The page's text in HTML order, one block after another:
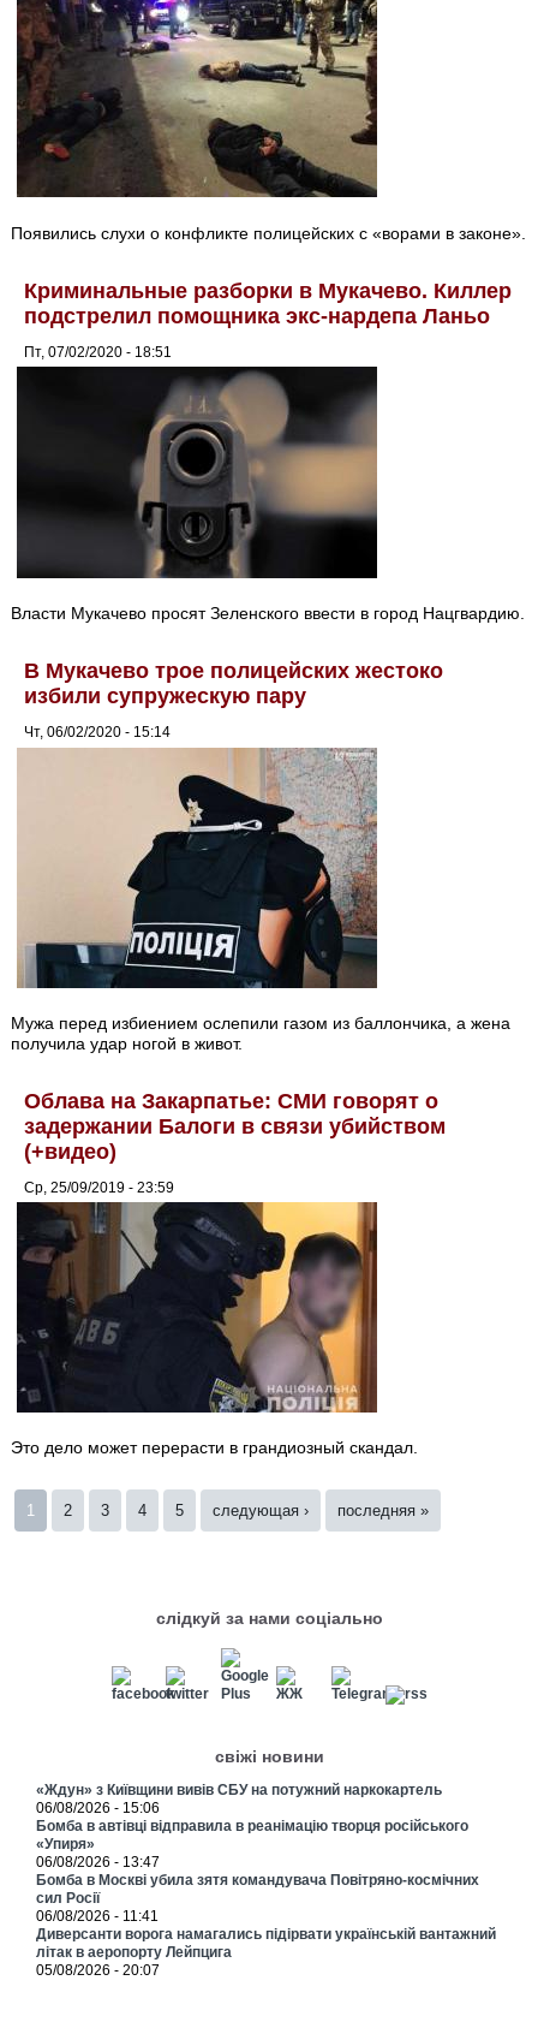
Появились слухи о конфликте полицейских с «ворами в законе».
Криминальные разборки в Мукачево. Киллер
подстрелил помощника экс-нардепа Ланьо
Пт, 07/02/2020 - 18:51
Власти Мукачево просят Зеленского ввести в город Нацгвардию.
В Мукачево трое полицейских жестоко
избили супружескую пару
Чт, 06/02/2020 - 15:14
Мужа перед избиением ослепили газом из баллончика, а жена
получила удар ногой в живот.
Облава на Закарпатье: СМИ говорят о
задержании Балоги в связи убийством
(+видео)
Ср, 25/09/2019 - 23:59
Это дело может перерасти в грандиозный скандал.
Страницы
1 2 3 4 5 следующая › последняя »
слідкуй за нами соціально
свіжі новини
«Ждун» з Київщини вивів СБУ на потужний наркокартель
06/08/2026 - 15:06
Бомба в автівці відправила в реанімацію творця російського
«Упиря»
06/08/2026 - 13:47
Бомба в Москві убила зятя командувача Повітряно-космічних
сил Росії
06/08/2026 - 11:41
Диверсанти ворога намагались підірвати українській вантажний
літак в аеропорту Лейпцига
05/08/2026 - 20:07